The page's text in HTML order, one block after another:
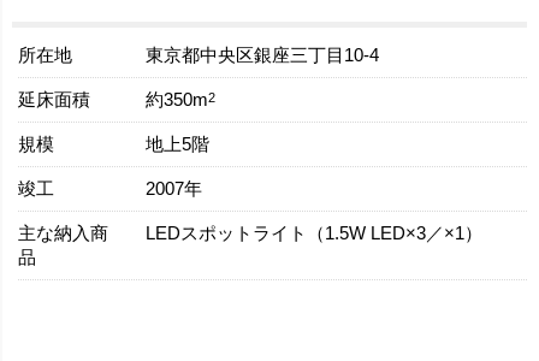
所在地 東京都中央区銀座三丁目10-4
延床面積 約350m2
規模 地上5階
竣工 2007年
主な納入商
品
LEDスポットライト（1.5W LED×3／×1）